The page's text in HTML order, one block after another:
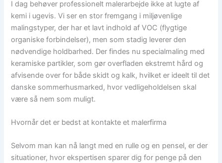
I dag behøver professionelt malerarbejde ikke at lugte af
kemi i ugevis. Vi ser en stor fremgang i miljøvenlige
malingstyper, der har et lavt indhold af VOC (flygtige
organiske forbindelser), men som stadig leverer den
nødvendige holdbarhed. Der findes nu specialmaling med
keramiske partikler, som gør overfladen ekstremt hård og
afvisende over for både skidt og kalk, hvilket er ideelt til det
danske sommerhusmarked, hvor vedligeholdelsen skal
være så nem som muligt.
Hvornår det er bedst at kontakte et malerfirma
Selvom man kan nå langt med en rulle og en pensel, er der
situationer, hvor ekspertisen sparer dig for penge på den